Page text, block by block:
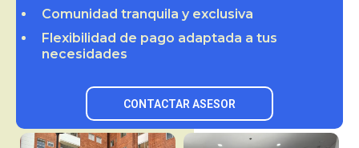
Comunidad tranquila y exclusiva
Flexibilidad de pago adaptada a tus
necesidades
CONTACTAR ASESOR